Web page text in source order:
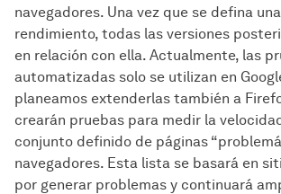
navegadores. Una vez que se defina
rendimiento, todas las versiones
en relación con ella. Actualmente, las
automatizadas solo se utilizan en
planeamos extenderlas también a
crearán pruebas para medir la
conjunto definido de páginas
navegadores. Esta lista se basará en
por generar problemas y continuará